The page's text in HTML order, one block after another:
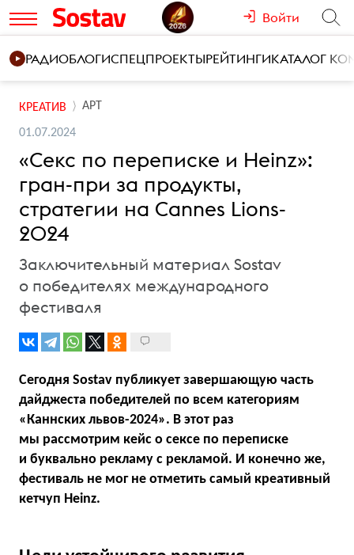
Войти
РАДИОБЛОГИСПЕЦПРОЕКТЫРЕЙТИНГИКАТАЛОГ
КРЕАТИВ АРТ
01.07.2024
«Секс по переписке и Heinz»:
гран-при за продукты,
стратегии на Cannes Lions-
2024
Заключительный материал Sostav
о победителях международного
фестиваля
Сегодня Sostav публикует завершающую часть
дайджеста победителей по всем категориям
«Каннских львов-2024». В этот раз
мы рассмотрим кейс о сексе по переписке
и буквально рекламу c рекламой. И конечно же,
фестиваль не мог не отметить самый креативный
кетчуп Heinz.